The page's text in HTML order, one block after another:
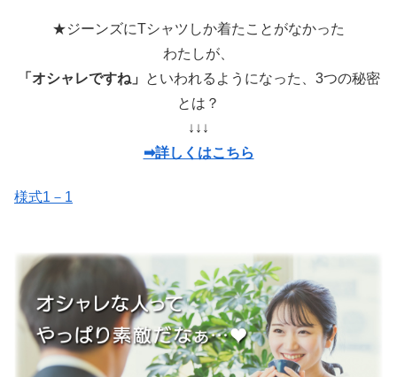
★ジーンズにTシャツしか着たことがなかった
わたしが、
「オシャレですね」
といわれるようになった、3つの秘密
とは？
↓↓↓
➡詳しくはこちら
様式1－1